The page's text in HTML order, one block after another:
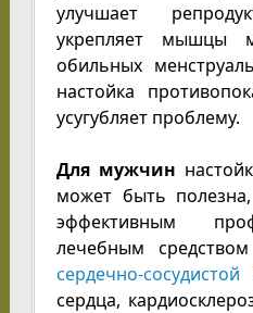
улучшает
укрепляет мышцы
обильных
настойка
усугубляет проблему.
Для мужчин
может быть
эффективным
лечебным
сердечно-
сердца,